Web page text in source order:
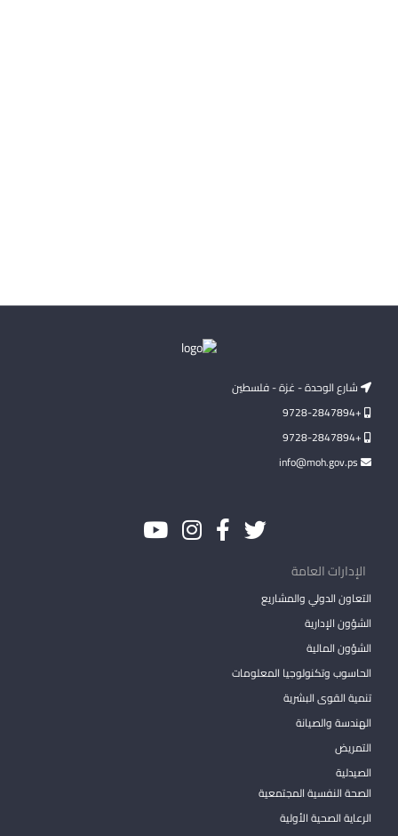
شارع الوحدة - غزة - فلسطين
+9728-2847894
+9728-2847894
الإدارات العامة
التعاون الدولي والمشاريع
الشؤون الإدارية
الشؤون المالية
الحاسوب وتكنولوجيا المعلومات
تنمية القوى البشرية
الهندسة والصيانة
التمريض
الصيدلية
الصحة النفسية المجتمعية
الرعاية الصحية الأولية